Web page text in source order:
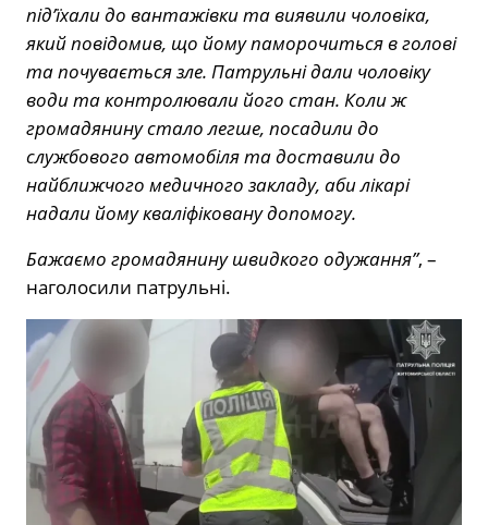
під’їхали до вантажівки та виявили чоловіка,
який повідомив, що йому паморочиться в голові
та почувається зле. Патрульні дали чоловіку
води та контролювали його стан. Коли ж
громадянину стало легше, посадили до
службового автомобіля та доставили до
найближчого медичного закладу, аби лікарі
надали йому кваліфіковану допомогу.
Бажаємо громадянину швидкого одужання”, –
наголосили патрульні.